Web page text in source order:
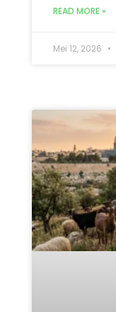
READ MORE »
Mei 12, 2026